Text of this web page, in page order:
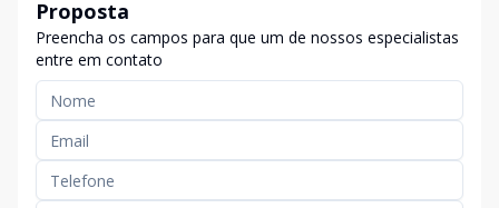
Proposta
Preencha os campos para que um de nossos especialistas
entre em contato